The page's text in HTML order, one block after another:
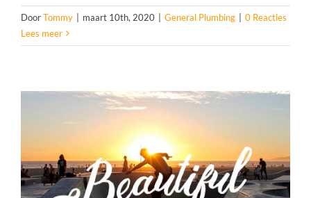
DoorTommy maart 10th, 2020 General Plumbing
0 Reacties
Lees meer